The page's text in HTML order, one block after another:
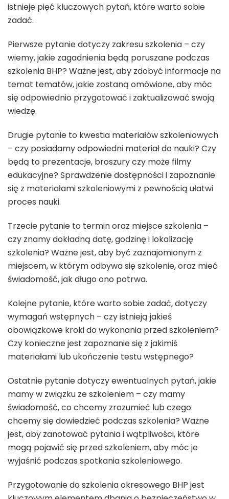
istnieje pięć kluczowych pytań, które warto sobie
zadać.
Pierwsze pytanie dotyczy zakresu szkolenia – czy
wiemy, jakie zagadnienia będą poruszane podczas
szkolenia BHP? Ważne jest, aby zdobyć informacje na
temat tematów, jakie zostaną omówione, aby móc
się odpowiednio przygotować i zaktualizować swoją
wiedzę.
Drugie pytanie to kwestia materiałów szkoleniowych
– czy posiadamy odpowiedni materiał do nauki? Czy
będą to prezentacje, broszury czy może filmy
edukacyjne? Sprawdzenie dostępności i zapoznanie
się z materiałami szkoleniowymi z pewnością ułatwi
proces nauki.
Trzecie pytanie to termin oraz miejsce szkolenia –
czy znamy dokładną datę, godzinę i lokalizację
szkolenia? Ważne jest, aby być zaznajomionym z
miejscem, w którym odbywa się szkolenie, oraz mieć
świadomość, jak długo ono potrwa.
Kolejne pytanie, które warto sobie zadać, dotyczy
wymagań wstępnych – czy istnieją jakieś
obowiązkowe kroki do wykonania przed szkoleniem?
Czy konieczne jest zapoznanie się z jakimiś
materiałami lub ukończenie testu wstępnego?
Ostatnie pytanie dotyczy ewentualnych pytań, jakie
mamy w związku ze szkoleniem – czy mamy
świadomość, co chcemy zrozumieć lub czego
chcemy się dowiedzieć podczas szkolenia? Ważne
jest, aby zanotować pytania i wątpliwości, które
mogą pojawić się przed szkoleniem, aby móc je
wyjaśnić podczas spotkania szkoleniowego.
Przygotowanie do szkolenia okresowego BHP jest